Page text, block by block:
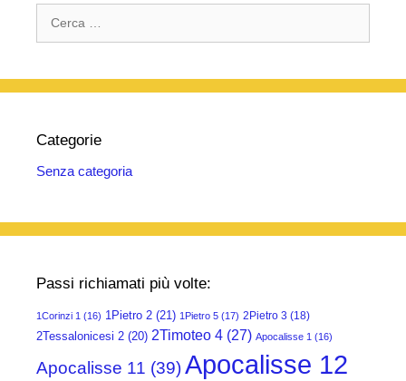
per:
Categorie
Senza categoria
Passi richiamati più volte:
1Corinzi 1 (16) 1Pietro 2 (21) 1Pietro 5 (17) 2Pietro 3 (18)
2Tessalonicesi 2 (20) 2Timoteo 4 (27) Apocalisse 1 (16)
Apocalisse 11 (39)Apocalisse 12